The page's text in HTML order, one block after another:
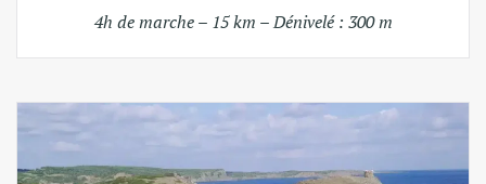
4h de marche – 15 km – Dénivelé : 300 m